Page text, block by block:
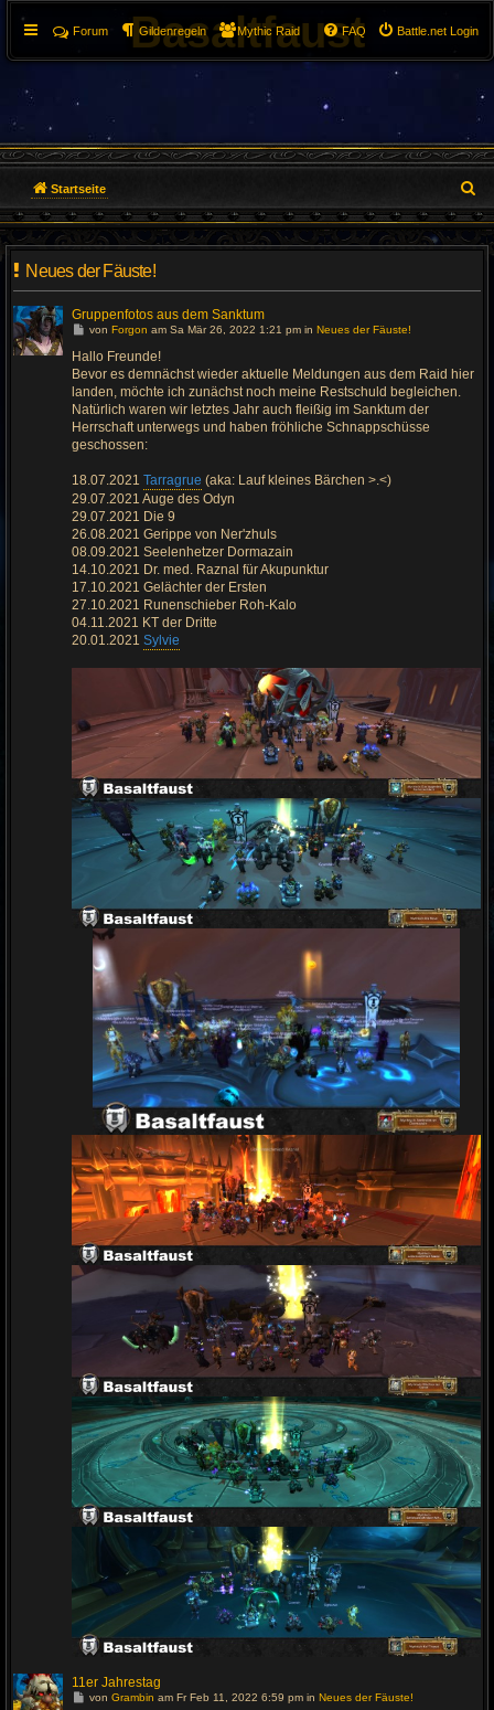
Basaltfaust Battle.net Login
FAQ
Forum Gildenregeln Mythic Raid
Startseite
u
h
Neues der Fäuste!
Gruppenfotos aus dem Sanktum
G
h
e
z
u
l
e
z
e
n
B
e
i
t
r
a
g
von Forgon am Sa Mär 26, 2022 1:21 pm in Neues der Fäuste!
Hallo Freunde!
Bevor es demnächst wieder aktuelle Meldungen aus dem Raid hier
landen, möchte ich zunächst noch meine Restschuld begleichen.
Natürlich waren wir letztes Jahr auch fleißig im Sanktum der
Herrschaft unterwegs und haben fröhliche Schnappschüsse
geschossen:
18.07.2021 Tarragrue (aka: Lauf kleines Bärchen >.<)
29.07.2021 Auge des Odyn
29.07.2021 Die 9
26.08.2021 Gerippe von Ner'zhuls
08.09.2021 Seelenhetzer Dormazain
14.10.2021 Dr. med. Raznal für Akupunktur
17.10.2021 Gelächter der Ersten
27.10.2021 Runenschieber Roh-Kalo
04.11.2021 KT der Dritte
20.01.2021 Sylvie
11er Jahrestag
Gvon Grambin am Fr Feb 11, 2022 6:59 pm in Neues der Fäuste!